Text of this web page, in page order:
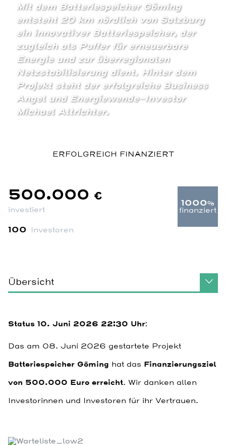
Mit dem Batteriespeicher Göming
entsteht 20 km nördlich von Salzburg
ein innovativer Batteriespeicher, der
zugleich als Puffer für erneuerbare
Energie und zur überregionalen
Netzstabilisierung dient. Hinter dem
Projekt steht der erfolgreiche Business
Angel und Energiewende-Investor
Michael Altrichter.
ERFOLGREICH FINANZIERT
500.000 €
investiert
100 Investoren
1000%
finanziert
Übersicht
Status 10. Juni 2026 22:30 Uhr:
Das am 08. Juni 2026 gestartete Projekt
Batteriespeicher Göming hat das Finanzierungsziel
von 500.000 Euro erreicht. Wir danken allen
Investorinnen und Investoren für ihr Vertrauen.